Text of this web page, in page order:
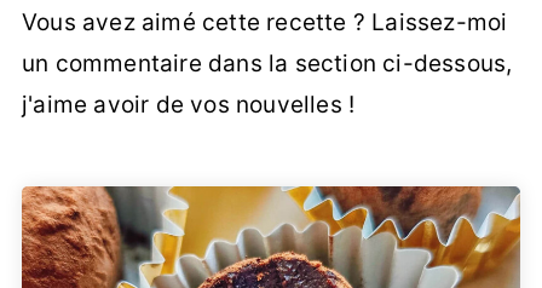
Vous avez aimé cette recette ? Laissez-moi
un commentaire dans la section ci-dessous,
j'aime avoir de vos nouvelles !